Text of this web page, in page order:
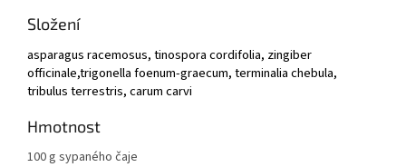
Složení
asparagus racemosus, tinospora cordifolia, zingiber
officinale,trigonella foenum-graecum, terminalia chebula,
tribulus terrestris, carum carvi
Hmotnost
100 g sypaného čaje